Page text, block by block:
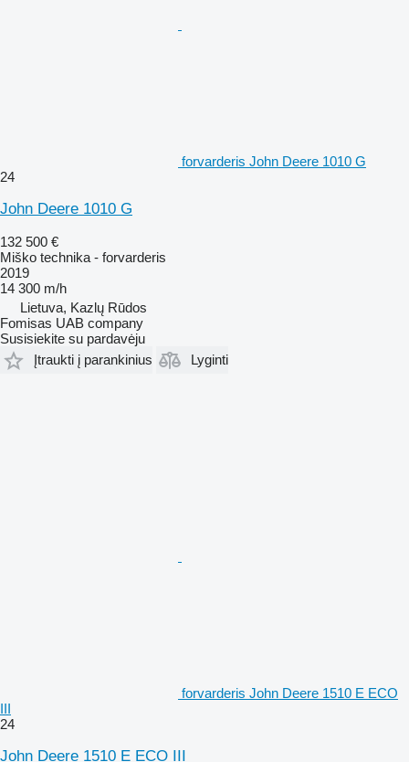
forvarderis John Deere 1010 G
24
John Deere 1010 G
132 500 €
Miško technika - forvarderis
2019
14 300 m/h
Lietuva, Kazlų Rūdos
Fomisas UAB company
Susisiekite su pardavėju
Įtraukti į parankinius
Lyginti
forvarderis John Deere 1510 E ECO
III
24
John Deere 1510 E ECO III